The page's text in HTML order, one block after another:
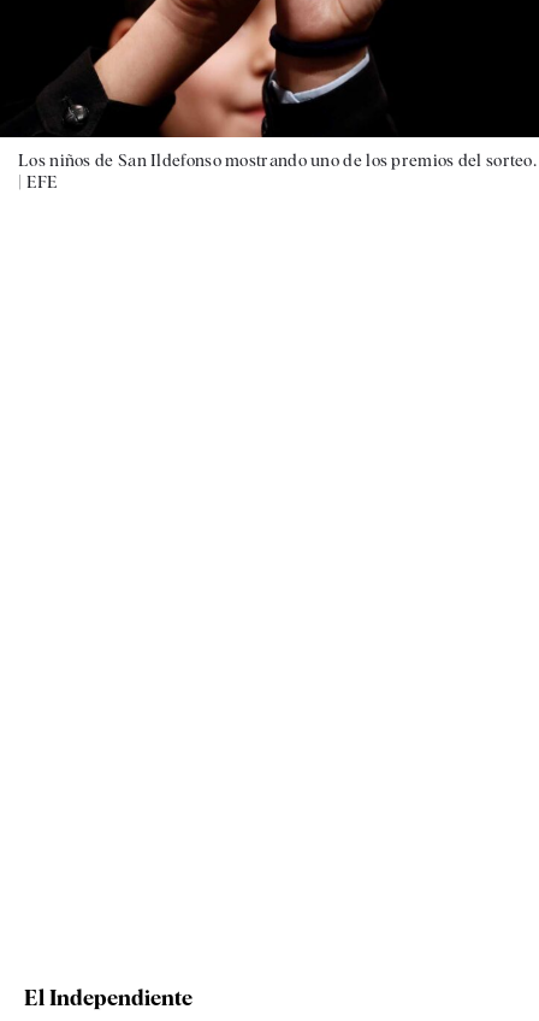
Los niños de San Ildefonso mostrando uno de los premios del sorteo.
| EFE
El Independiente